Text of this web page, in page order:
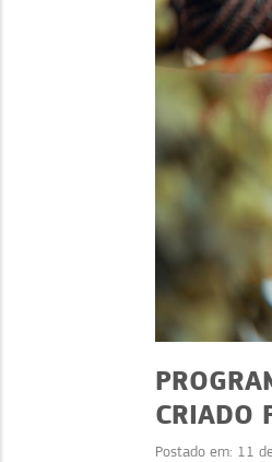
CRIADO
Postado em: 11